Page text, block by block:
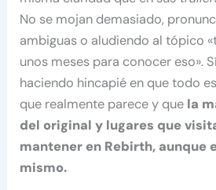
No se mojan demasiado,
ambiguas o aludiendo al tópico
unos meses para conocer eso».
haciendo hincapié en que todo
que realmente parece y que la
del original y lugares que
mantener en Rebirth, aunque
mismo.